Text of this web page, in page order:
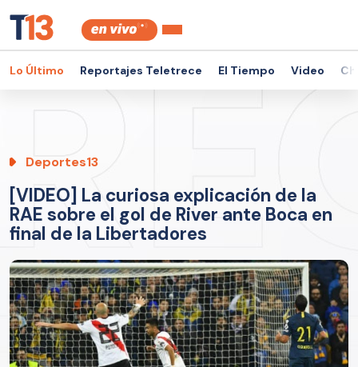
Lo Último Reportajes Teletrece El Tiempo Video
Deportes13
[VIDEO] La curiosa explicación de la
RAE sobre el gol de River ante Boca en
final de la Libertadores